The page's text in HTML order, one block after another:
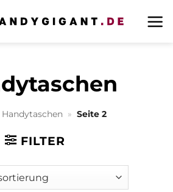
Handytaschen » Seite 2
FILTER